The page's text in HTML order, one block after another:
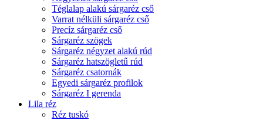
Téglalap alakú sárgaréz cső
Varrat nélküli sárgaréz cső
Precíz sárgaréz cső
Sárgaréz szögek
Sárgaréz négyzet alakú rúd
Sárgaréz hatszögletű rúd
Sárgaréz csatornák
Egyedi sárgaréz profilok
Sárgaréz I gerenda
Lila réz
Réz tuskó